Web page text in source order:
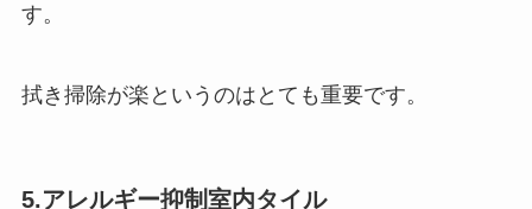
す。
拭き掃除が楽というのはとても重要です。
5.アレルギー抑制室内タイル